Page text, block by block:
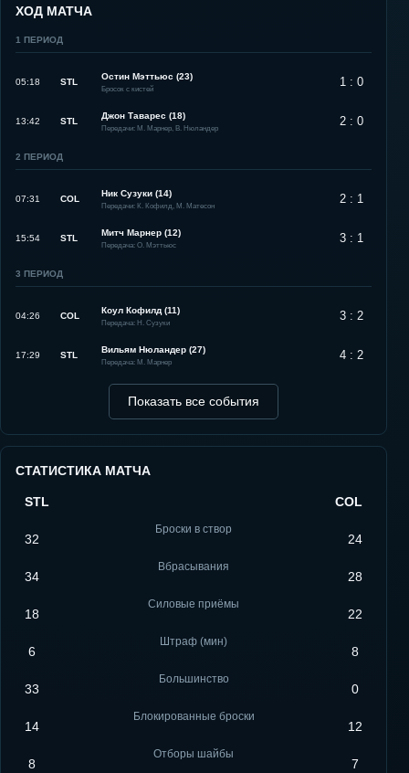
ХОД МАТЧА
1 ПЕРИОД
05:18 STL
Остин Мэттьюс (23)
Бросок с кистей 1 : 0
13:42 STL
Джон Таварес (18)
Передачи: М. Марнер, В. Нюландер 2 : 0
2 ПЕРИОД
07:31 COL
Ник Сузуки (14)
Передачи: К. Кофилд, М. Матесон 2 : 1
15:54 STL
Митч Марнер (12)
Передача: О. Мэттьюс 3 : 1
3 ПЕРИОД
04:26 COL
Коул Кофилд (11)
Передача: Н. Сузуки 3 : 2
17:29 STL
Вильям Нюландер (27)
Передача: М. Марнер 4 : 2
Показать все события
СТАТИСТИКА МАТЧА
STL COL
32
Броски в створ
24
34
Вбрасывания
28
18
Силовые приёмы
22
6
Штраф (мин)
8
33
Большинство
0
14
Блокированные броски
12
8
Отборы шайбы
7